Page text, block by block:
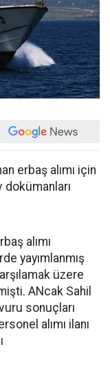
erbaş alımı için
dokümanları
alımı
yayımlanmış
üzere
ANcak Sahil
sonuçları
alımı ilanı